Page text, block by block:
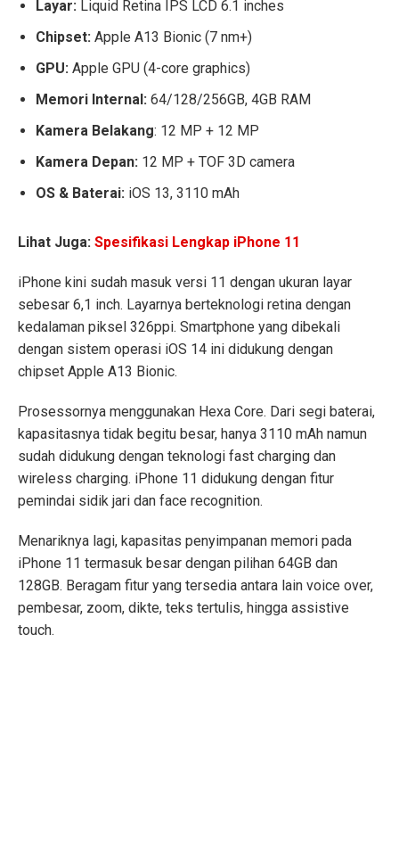
Layar: Liquid Retina IPS LCD 6.1 inches
Chipset: Apple A13 Bionic (7 nm+)
GPU: Apple GPU (4-core graphics)
Memori Internal: 64/128/256GB, 4GB RAM
Kamera Belakang: 12 MP + 12 MP
Kamera Depan: 12 MP + TOF 3D camera
OS & Baterai: iOS 13, 3110 mAh
Lihat Juga: Spesifikasi Lengkap iPhone 11
iPhone kini sudah masuk versi 11 dengan ukuran layar
sebesar 6,1 inch. Layarnya berteknologi retina dengan
kedalaman piksel 326ppi. Smartphone yang dibekali
dengan sistem operasi iOS 14 ini didukung dengan
chipset Apple A13 Bionic.
Prosessornya menggunakan Hexa Core. Dari segi baterai,
kapasitasnya tidak begitu besar, hanya 3110 mAh namun
sudah didukung dengan teknologi fast charging dan
wireless charging. iPhone 11 didukung dengan fitur
pemindai sidik jari dan face recognition.
Menariknya lagi, kapasitas penyimpanan memori pada
iPhone 11 termasuk besar dengan pilihan 64GB dan
128GB. Beragam fitur yang tersedia antara lain voice over,
pembesar, zoom, dikte, teks tertulis, hingga assistive
touch.